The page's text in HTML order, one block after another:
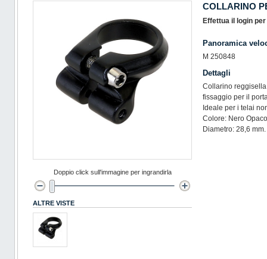
COLLARINO
Effettua il login
Panoramica
M 250848
Dettagli
Collarino
fissaggio per il
Ideale per i telai
Colore: Nero Opaco
Diametro: 28,6 mm.
Doppio click sull'immagine per ingrandirla
ALTRE VISTE